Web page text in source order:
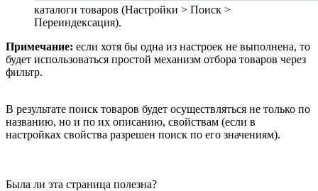
каталоги товаров (Настройки > Поиск >
Переиндексация).
Примечание: если хотя бы одна из настроек не выполнена, то
будет использоваться простой механизм отбора товаров через
фильтр.
В результате поиск товаров будет осуществляться не только по
названию, но и по их описанию, свойствам (если в
настройках свойства разрешен поиск по его значениям).
Была ли эта страница полезна?